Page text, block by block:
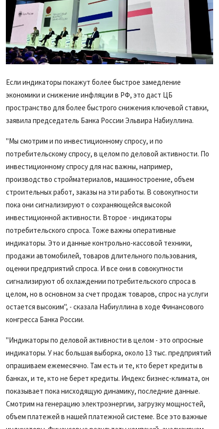
Если индикаторы покажут более быстрое замедление
экономики и снижение инфляции в РФ, это даст ЦБ
пространство для более быстрого снижения ключевой ставки,
заявила председатель Банка России Эльвира Набиуллина.
"Мы смотрим и по инвестиционному спросу, и по
потребительскому спросу, в целом по деловой активности. По
инвестиционному спросу для нас важны, например,
производство стройматериалов, машиностроение, объем
строительных работ, заказы на эти работы. В совокупности
пока они сигнализируют о сохраняющейся высокой
инвестиционной активности. Второе - индикаторы
потребительского спроса. Тоже важны оперативные
индикаторы. Это и данные контрольно-кассовой техники,
продажи автомобилей, товаров длительного пользования,
оценки предприятий спроса. И все они в совокупности
сигнализируют об охлаждении потребительского спроса в
целом, но в основном за счет продаж товаров, спрос на услуги
остается высоким", - сказала Набиуллина в ходе Финансового
конгресса Банка России.
"Индикаторы по деловой активности в целом - это опросные
индикаторы. У нас большая выборка, около 13 тыс. предприятий
опрашиваем ежемесячно. Там есть и те, кто берет кредиты в
банках, и те, кто не берет кредиты. Индекс бизнес-климата, он
показывает пока нисходящую динамику, последние данные.
Смотрим на генерацию электроэнергии, загрузку мощностей,
объем платежей в нашей платежной системе. Все это важные